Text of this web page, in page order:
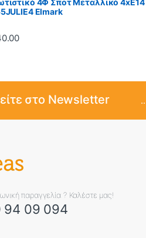
4Φ Σποτ Μεταλλικό 4xE14
Elmark
στο Newsletter
παραγγελία ? Καλέστε μας!
94 09 094